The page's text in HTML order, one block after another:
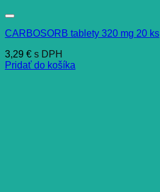
CARBOSORB tablety 320 mg 20 ks
3,29 € s DPH
Pridať do košíka